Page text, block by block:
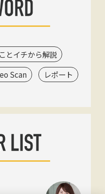
とイチから解説
Scan レポート